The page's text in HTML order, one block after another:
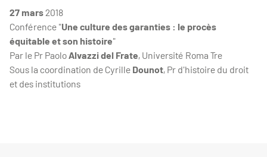
27 mars2018
Conférence "Une culture des garanties : le procès
équitable et son histoire"
Par le Pr PaoloAlvazzi del Frate, Université Roma Tre
Sous la coordination de Cyrille Dounot, Pr d'histoire du droit
et des institutions